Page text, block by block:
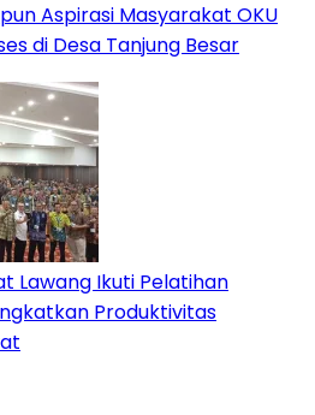
Aspirasi Masyarakat OKU
di Desa Tanjung Besar
Lawang Ikuti Pelatihan
Produktivitas